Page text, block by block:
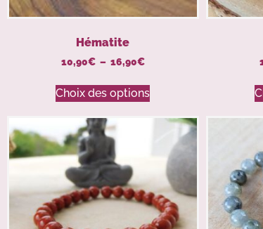
Hématite
10,90€ – 16,90€
Choix des options